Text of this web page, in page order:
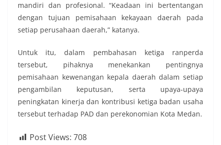
mandiri dan profesional. “Keadaan ini bertentangan
dengan tujuan pemisahaan kekayaan daerah pada
setiap perusahaan daerah,” katanya.
Untuk itu, dalam pembahasan ketiga ranperda
tersebut, pihaknya menekankan pentingnya
pemisahaan kewenangan kepala daerah dalam setiap
pengambilan keputusan, serta upaya-upaya
peningkatan kinerja dan kontribusi ketiga badan usaha
tersebut terhadap PAD dan perekonomian Kota Medan.
Post Views: 708